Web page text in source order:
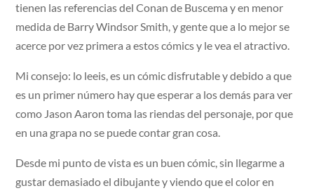
tienen las referencias del Conan de Buscema y en menor
medida de Barry Windsor Smith, y gente que a lo mejor se
acerce por vez primera a estos cómics y le vea el atractivo.
Mi consejo: lo leeis, es un cómic disfrutable y debido a que
es un primer número hay que esperar a los demás para ver
como Jason Aaron toma las riendas del personaje, por que
en una grapa no se puede contar gran cosa.
Desde mi punto de vista es un buen cómic, sin llegarme a
gustar demasiado el dibujante y viendo que el color en